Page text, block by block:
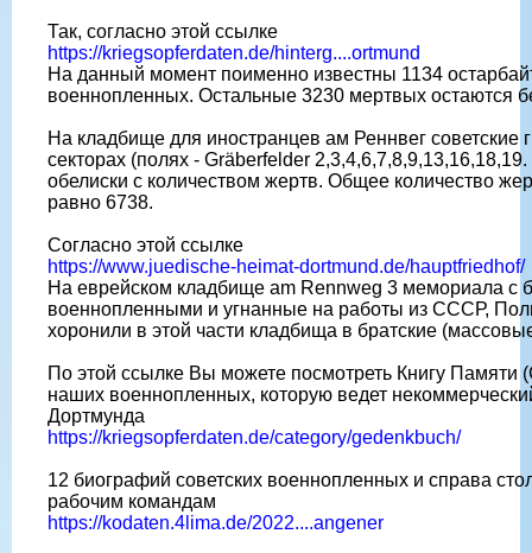
Так, согласно этой ссылке
https://kriegsopferdaten.de/hinterg....ortmund
На данный момент поименно известны 1134
военнопленных. Остальные 3230 мертвых остаются
На кладбище для иностранцев ам Реннвег советские
секторах (полях - Gräberfelder
обелиски с количеством жертв. Общее количество
равно 6738.
Согласно этой ссылке
https://www.juedische-heimat-dortmund.de/hauptfriedhof/
На еврейском кладбище am Rennweg 3 мемориала с
военнопленными и угнанные на работы из СССР,
хоронили в этой части кладбища в братские
По этой ссылке Вы можете посмотреть Книгу Памяти
наших военнопленных, которую ведет
Дортмунда
https://kriegsopferdaten.de/category/gedenkbuch/
12 биографий советских военнопленных и справа
рабочим командам
https://kodaten.4lima.de/2022....angener